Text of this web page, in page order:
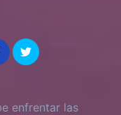
enfrentar las